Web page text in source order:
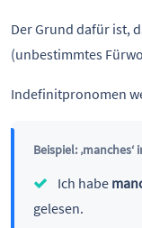
Der Grund dafür ist,
(unbestimmtes
Indefinitpronomen
Beispiel:
Ich habe
gelesen.